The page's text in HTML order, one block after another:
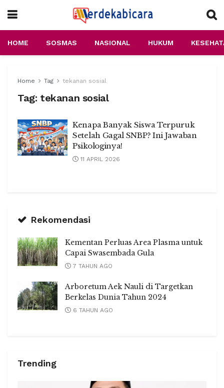
HOME SOSMAS NASIONAL HUKUM
Home Tag tekanan sosial
Tag: tekanan sosial
Kenapa Banyak Siswa Terpuruk
Setelah Gagal SNBP? Ini Jawaban
Psikologinya!
11 APRIL 2026
Rekomendasi
Kementan Perluas Area Plasma untuk
Capai Swasembada Gula
7 TAHUN AGO
Arboretum Aek Nauli di Targetkan
Berkelas Dunia Tahun 2024
6 TAHUN AGO
Trending